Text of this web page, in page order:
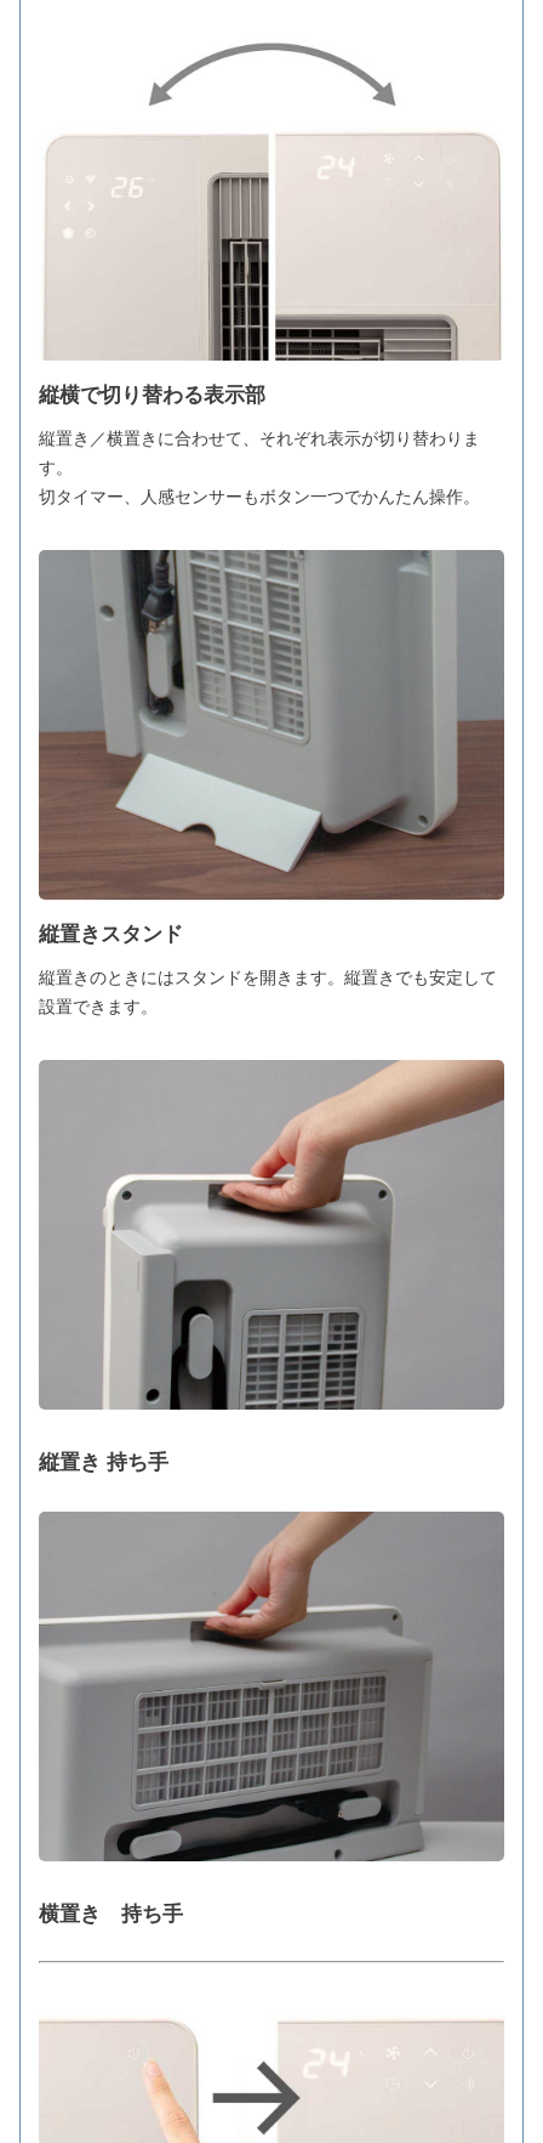
縦横で切り替わる表示部
縦置き／横置きに合わせて、それぞれ表示が切り替わりま
す。
切タイマー、人感センサーもボタン一つでかんたん操作。
縦置きスタンド
縦置きのときにはスタンドを開きます。縦置きでも安定して
設置できます。
縦置き 持ち手
横置き 持ち手